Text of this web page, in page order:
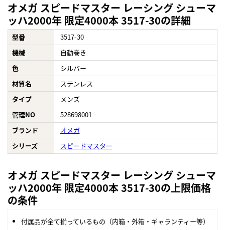
オメガ スピードマスター レーシング シューマ
ッハ2000年 限定4000本 3517-30の詳細
型番
3517-30
機械
自動巻き
色
シルバー
材質名
ステンレス
タイプ
メンズ
管理NO
528698001
ブランド
オメガ
シリーズ
スピードマスター
オメガ スピードマスター レーシング シューマ
ッハ2000年 限定4000本 3517-30の上限価格
の条件
付属品が全て揃っているもの（内箱・外箱・ギャランティー等）